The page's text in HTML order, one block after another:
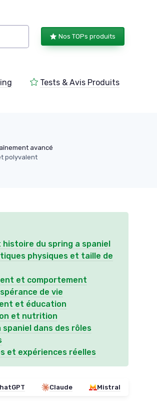
Nos TOPs produits
Tests & Avis Produits
avancé
polyvalent
histoire du spring a spaniel
physiques et taille de
et comportement
de vie
et éducation
et nutrition
spaniel dans des rôles
et expériences réelles
Claude Mistral